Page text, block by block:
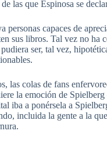
las que Espinosa se
personas capaces de
sus libros. Tal vez no ha
ser, tal vez,
las colas de fans
la emoción de
iba a ponérsela a
incluida la gente a la